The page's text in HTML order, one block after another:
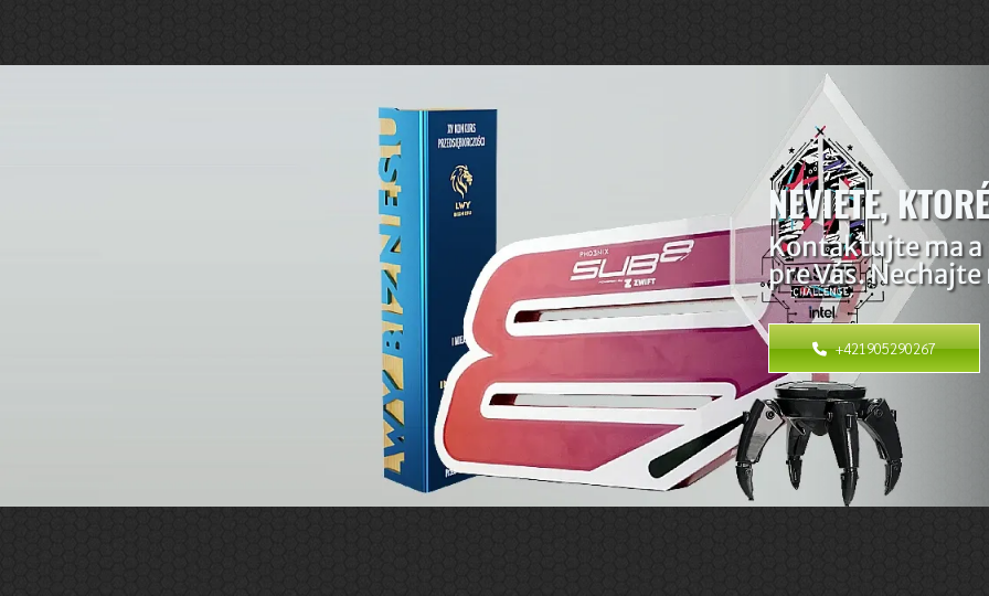
NEVIETE,
Kontaktujte ma a
pre Vás.
+421905290267